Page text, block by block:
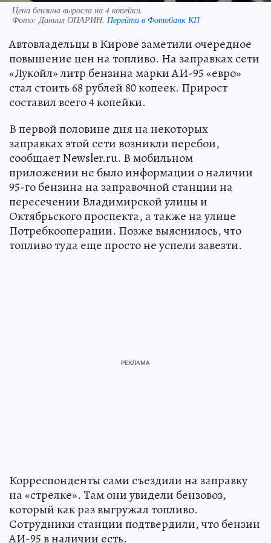
Цена бензина выросла на 4 копейки.
Фото:Даниил ОПАРИН. Перейти в Фотобанк КП
Автовладельцы в Кирове заметили очередное
повышение цен на топливо. На заправках сети
«Лукойл» литр бензина марки АИ-95 «евро»
стал стоить 68 рублей 80 копеек. Прирост
составил всего 4 копейки.
В первой половине дня на некоторых
заправках этой сети возникли перебои,
сообщает Newsler.ru. В мобильном
приложении не было информации о наличии
95-го бензина на заправочной станции на
пересечении Владимирской улицы и
Октябрьского проспекта, а также на улице
Потребкооперации. Позже выяснилось, что
топливо туда еще просто не успели завезти.
Корреспонденты сами съездили на заправку
на «стрелке». Там они увидели бензовоз,
который как раз выгружал топливо.
Сотрудники станции подтвердили, что бензин
АИ-95 в наличии есть.